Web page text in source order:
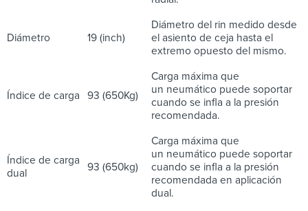
Diámetro 19 (inch)
Diámetro del rin medido desde
el asiento de ceja hasta el
extremo opuesto del mismo.
Índice de carga 93 (650Kg)
Carga máxima que
un neumático puede soportar
cuando se infla a la presión
recomendada.
Índice de carga
dual
93 (650kg)
Carga máxima que
un neumático puede soportar
cuando se infla a la presión
recomendada en aplicación
dual.